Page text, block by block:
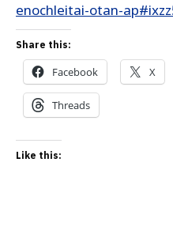
enochleitai-otan-
Share this:
Facebook X
Threads
Like this: